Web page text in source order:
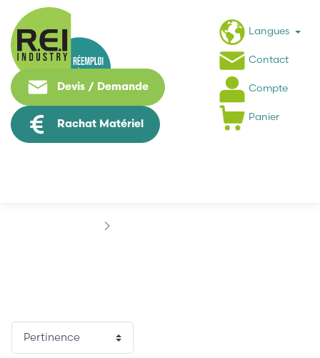
Devis / Demande
Rachat Matériel
Langues
Contact
Compte
Panier